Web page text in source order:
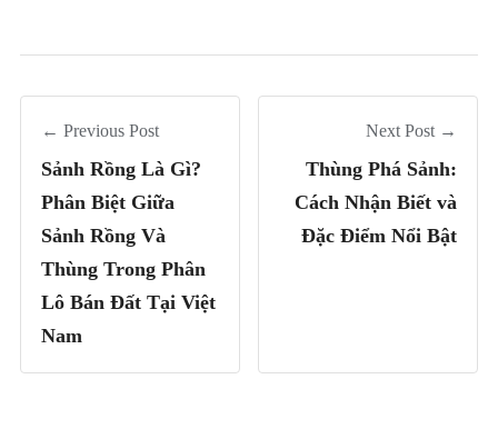
← Previous Post
Sảnh Rồng Là Gì?
Phân Biệt Giữa
Sảnh Rồng Và
Thùng Trong Phân
Lô Bán Đất Tại Việt
Nam
Next Post →
Thùng Phá Sảnh:
Cách Nhận Biết và
Đặc Điểm Nổi Bật